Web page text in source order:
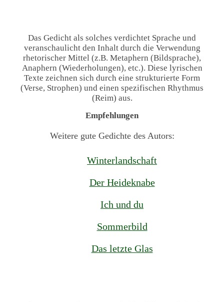
Das Gedicht als solches verdichtet Sprache und
veranschaulicht den Inhalt durch die Verwendung
rhetorischer Mittel (z.B. Metaphern (Bildsprache),
Anaphern (Wiederholungen), etc.). Diese lyrischen
Texte zeichnen sich durch eine strukturierte Form
(Verse, Strophen) und einen spezifischen Rhythmus
(Reim) aus.
Empfehlungen
Weitere gute Gedichte des Autors:
Winterlandschaft
Der Heideknabe
Ich und du
Sommerbild
Das letzte Glas